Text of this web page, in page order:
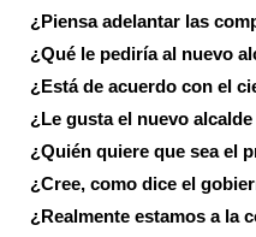
¿Piensa adelantar las
¿Qué le pediría al nuevo
¿Está de acuerdo con el
¿Le gusta el nuevo
¿Quién quiere que sea el
¿Cree, como dice el
¿Realmente estamos a la